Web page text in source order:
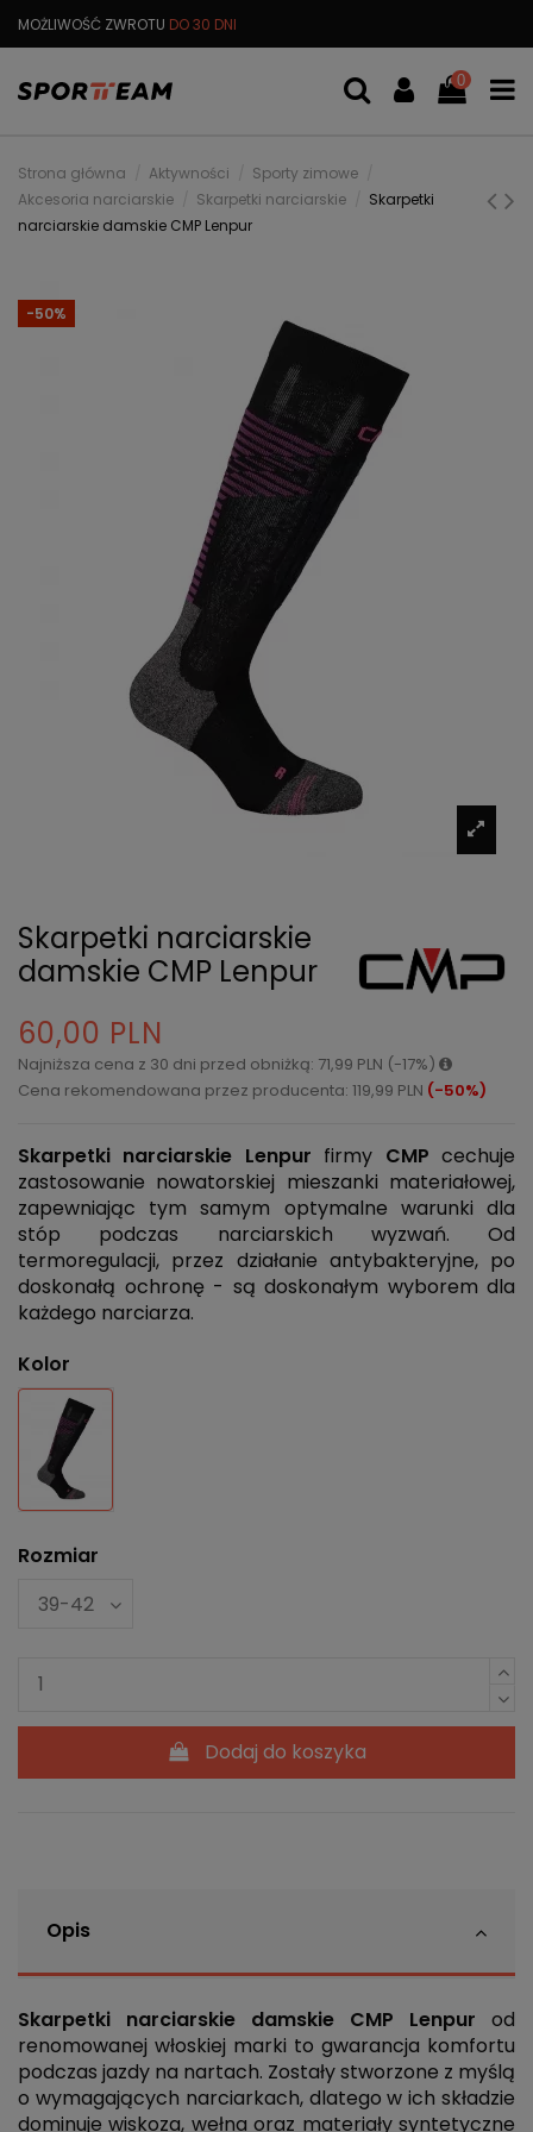
MOŻLIWOŚĆ ZWROTU DO 30 DNI
0
Strona główna Aktywności
Sporty zimowe
Akcesoria narciarskie
Skarpetki narciarskie
Skarpetki
narciarskie damskie CMP Lenpur
-50%
Skarpetki narciarskie
damskie CMP Lenpur
60,00 PLN
Najniższa cena z 30 dni przed obniżką: 71,99 PLN (-17%)
Cena rekomendowana przez producenta: 119,99 PLN (-50%)
Skarpetki narciarskie Lenpur firmy CMP cechuje
zastosowanie nowatorskiej mieszanki materiałowej,
zapewniając tym samym optymalne warunki dla
stóp podczas narciarskich wyzwań. Od
termoregulacji, przez działanie antybakteryjne, po
doskonałą ochronę - są doskonałym wyborem dla
każdego narciarza.
Kolor
Czarny
Rozmiar
Dodaj do koszyka
Opis
Skarpetki narciarskie damskie CMP Lenpur od
renomowanej włoskiej marki to gwarancja komfortu
podczas jazdy na nartach. Zostały stworzone z myślą
o wymagających narciarkach, dlatego w ich składzie
dominuje wiskoza, wełna oraz materiały syntetyczne